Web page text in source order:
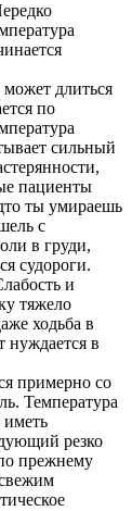
длиться
по
сильный
пациенты
ты умираешь
с
в груди,
судороги.
и
тяжело
ходьба в
нуждается в
примерно со
Температура
резко
прежнему